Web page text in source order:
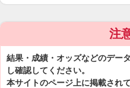
注
結果・成績・オッズなどのデー
し確認してください。
本サイトのページ上に掲載され